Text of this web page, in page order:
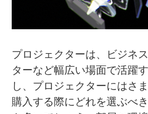
プロジェクターは、ビジネ
ターなど幅広い場面で活躍
し、プロジェクターにはさ
購入する際にどれを選ぶべ